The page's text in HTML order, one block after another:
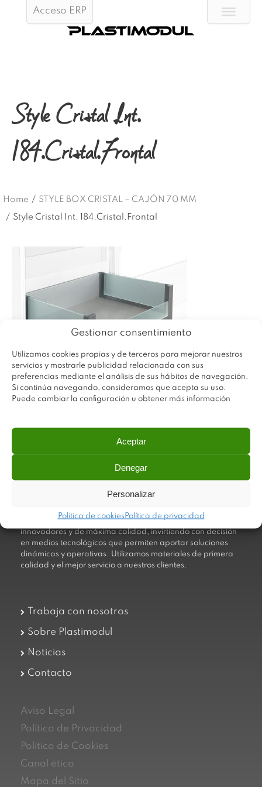
Gestionar consentimiento
Utilizamos cookies propias y de terceros para mejorar nuestros
servicios y mostrarle publicidad relacionada con sus
preferencias mediante el análisis de sus hábitos de navegación.
Si continúa navegando, consideramos que acepta su uso.
Puede cambiar la configuración u obtener más información
Aceptar
Denegar
Personalizar
Política de cookies Política de privacidad
Acceso ERP
Style Cristal Int.
184.Cristal.Frontal
Home / STYLE BOX CRISTAL – CAJÓN 70 MM
/ Style Cristal Int. 184.Cristal.Frontal
Plastimodul tiene como objetivo ofrecer productos
innovadores y de máxima calidad, invirtiendo con decisión
en medios tecnológicos que permiten aportar soluciones
dinámicas y operativas. Utilizamos materiales de primera
calidad y el mejor servicio a nuestros clientes.
Trabaja con nosotros
Sobre Plastimodul
Noticias
Contacto
Aviso Legal
Política de Privacidad
Política de Cookies
Canal ético
Mapa del Sitio